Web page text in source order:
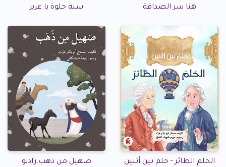
هنا سر الصداقة سنة حلوة يا عزيز
الحلم الطائر - حلم بين أثنين صهيل من ذهب.راديو